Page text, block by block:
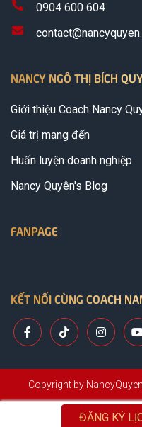
0904 600 604
NANCY NGÔ THỊ BÍCH
Giới thiệu Coach Nancy
Giá trị mang đến
Huấn luyện doanh nghiệp
Nancy Quyên's Blog
FANPAGE
KẾT NỐI CÙNG COACH
Copyright by
ĐĂNG KÝ